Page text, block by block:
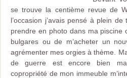
se trouve la centième revue de
l’occasion j’avais pensé à plein
prendre en photo dans ma piscine
bulgares ou de m’acheter un
agrémenter mes orgies à thème.
de guerre est encore bien
copropriété de mon immeuble